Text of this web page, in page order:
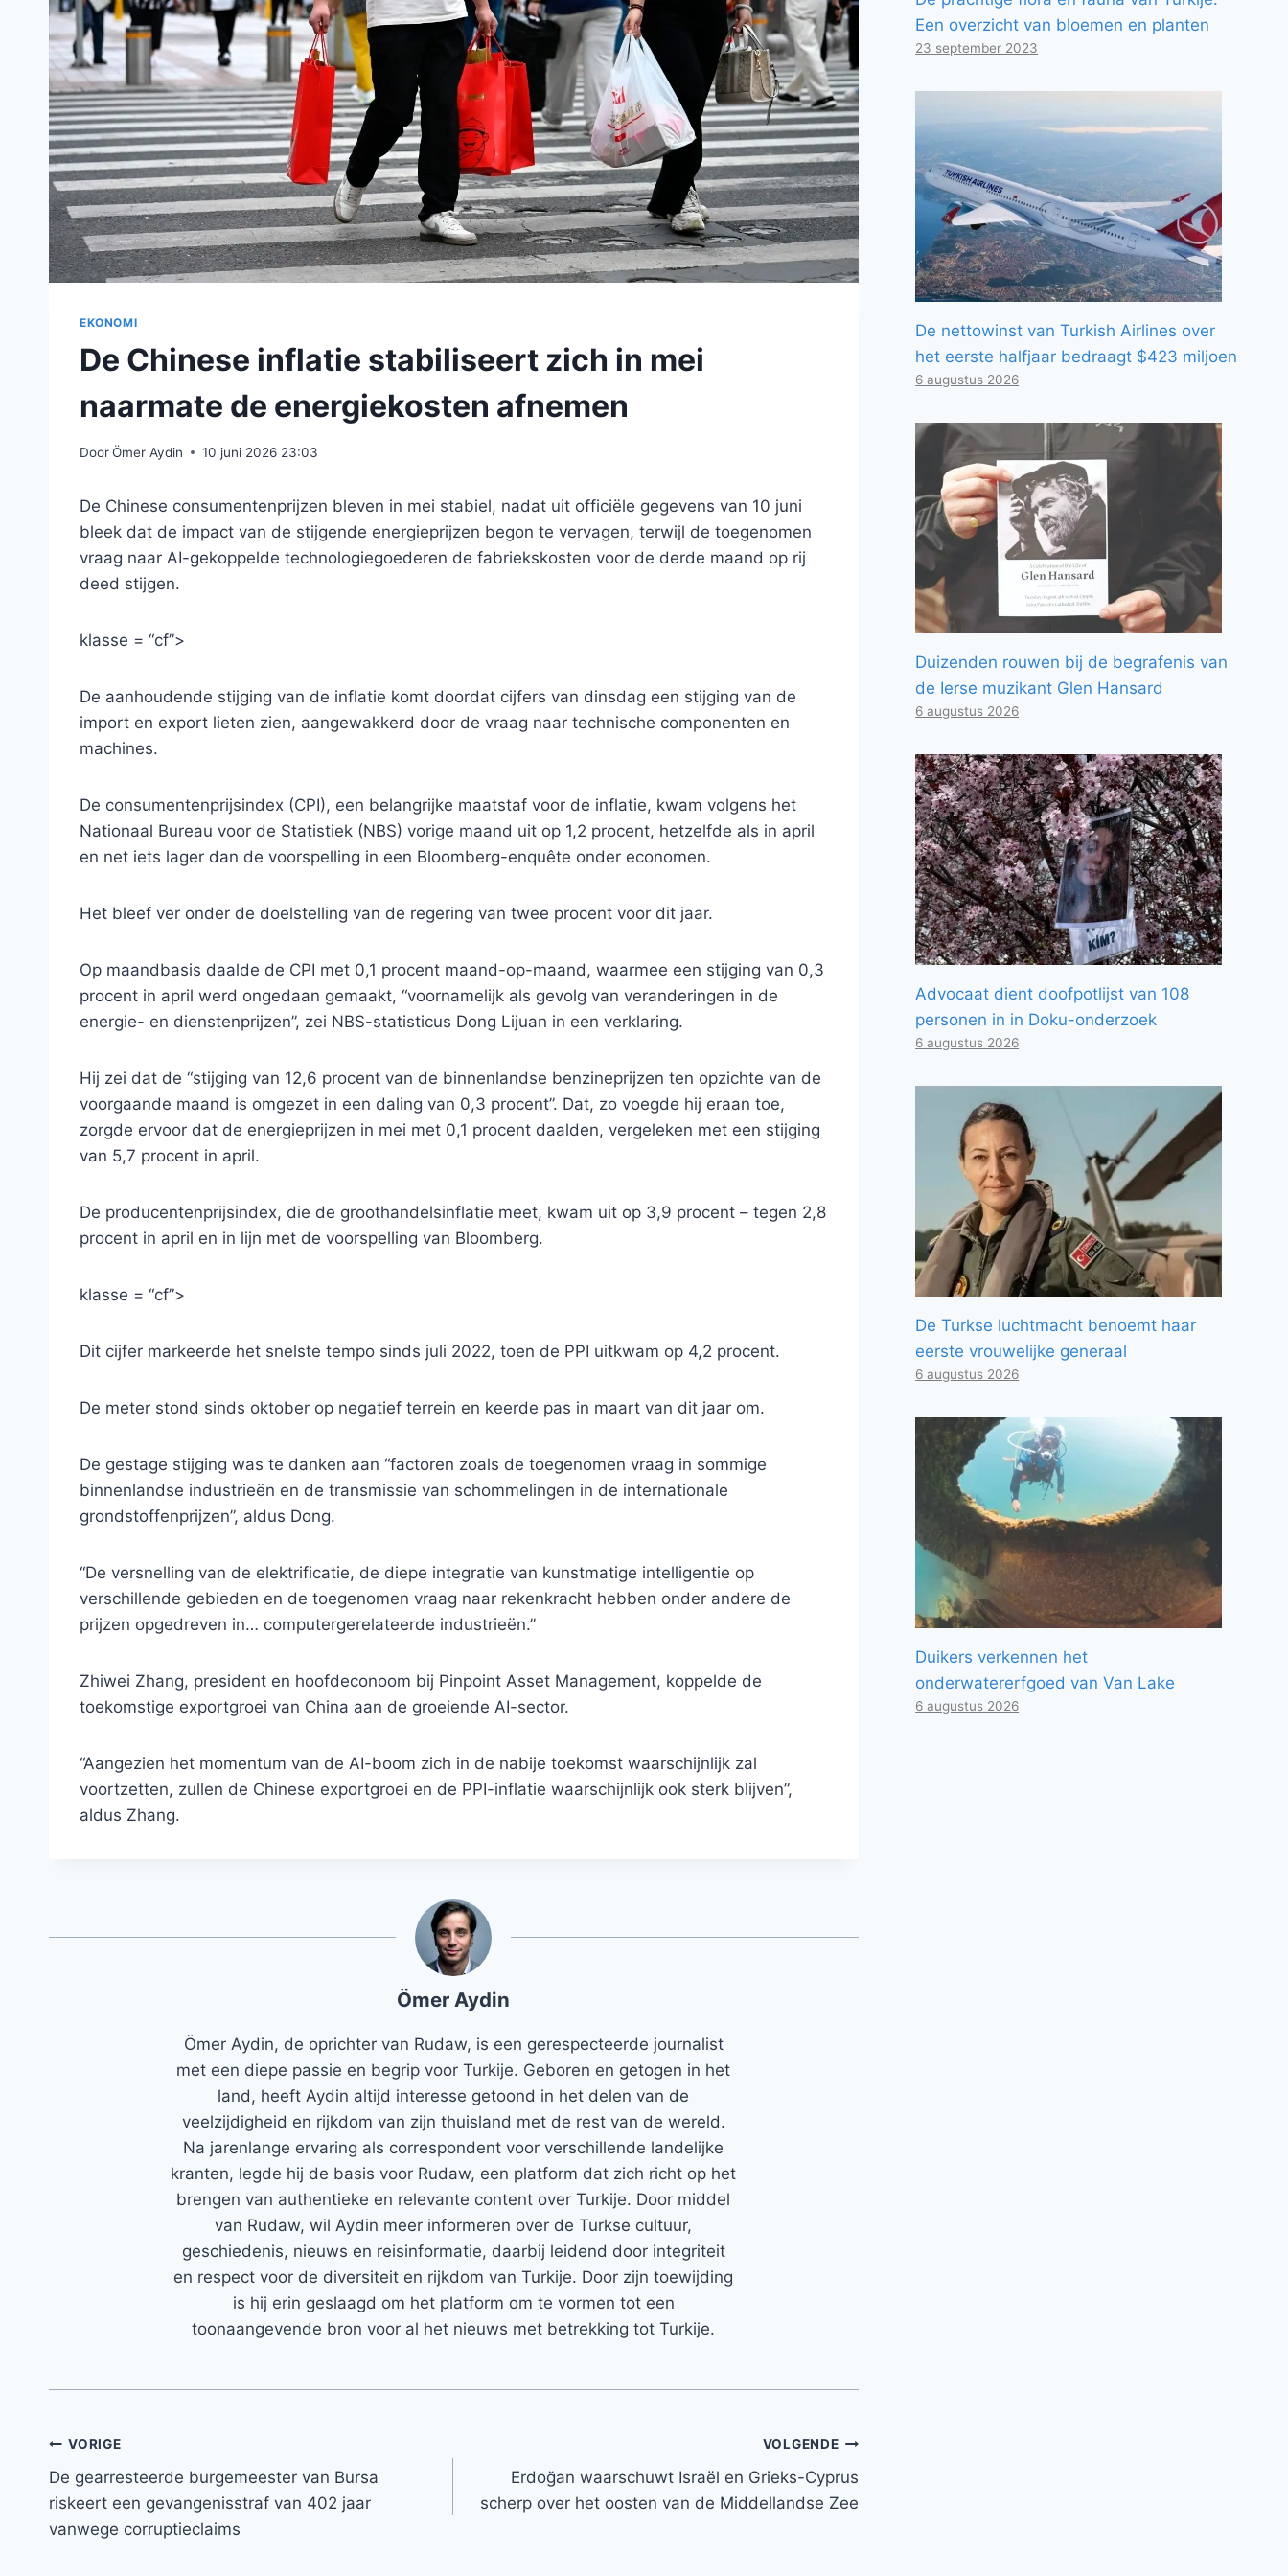
EKONOMI
De Chinese inflatie stabiliseert zich in mei
naarmate de energiekosten afnemen
DoorÖmer Aydin 10 juni 2026 23:03
De Chinese consumentenprijzen bleven in mei stabiel, nadat uit officiële gegevens van 10 juni
bleek dat de impact van de stijgende energieprijzen begon te vervagen, terwijl de toegenomen
vraag naar AI-gekoppelde technologiegoederen de fabriekskosten voor de derde maand op rij
deed stijgen.
klasse = “cf”>
De aanhoudende stijging van de inflatie komt doordat cijfers van dinsdag een stijging van de
import en export lieten zien, aangewakkerd door de vraag naar technische componenten en
machines.
De consumentenprijsindex (CPI), een belangrijke maatstaf voor de inflatie, kwam volgens het
Nationaal Bureau voor de Statistiek (NBS) vorige maand uit op 1,2 procent, hetzelfde als in april
en net iets lager dan de voorspelling in een Bloomberg-enquête onder economen.
Het bleef ver onder de doelstelling van de regering van twee procent voor dit jaar.
Op maandbasis daalde de CPI met 0,1 procent maand-op-maand, waarmee een stijging van 0,3
procent in april werd ongedaan gemaakt, “voornamelijk als gevolg van veranderingen in de
energie- en dienstenprijzen”, zei NBS-statisticus Dong Lijuan in een verklaring.
Hij zei dat de “stijging van 12,6 procent van de binnenlandse benzineprijzen ten opzichte van de
voorgaande maand is omgezet in een daling van 0,3 procent”. Dat, zo voegde hij eraan toe,
zorgde ervoor dat de energieprijzen in mei met 0,1 procent daalden, vergeleken met een stijging
van 5,7 procent in april.
De producentenprijsindex, die de groothandelsinflatie meet, kwam uit op 3,9 procent – ​​tegen 2,8
procent in april en in lijn met de voorspelling van Bloomberg.
klasse = “cf”>
Dit cijfer markeerde het snelste tempo sinds juli 2022, toen de PPI uitkwam op 4,2 procent.
De meter stond sinds oktober op negatief terrein en keerde pas in maart van dit jaar om.
De gestage stijging was te danken aan “factoren zoals de toegenomen vraag in sommige
binnenlandse industrieën en de transmissie van schommelingen in de internationale
grondstoffenprijzen”, aldus Dong.
“De versnelling van de elektrificatie, de diepe integratie van kunstmatige intelligentie op
verschillende gebieden en de toegenomen vraag naar rekenkracht hebben onder andere de
prijzen opgedreven in… computergerelateerde industrieën.”
Zhiwei Zhang, president en hoofdeconoom bij Pinpoint Asset Management, koppelde de
toekomstige exportgroei van China aan de groeiende AI-sector.
“Aangezien het momentum van de AI-boom zich in de nabije toekomst waarschijnlijk zal
voortzetten, zullen de Chinese exportgroei en de PPI-inflatie waarschijnlijk ook sterk blijven”,
aldus Zhang.
Ömer Aydin
Ömer Aydin, de oprichter van Rudaw, is een gerespecteerde journalist
met een diepe passie en begrip voor Turkije. Geboren en getogen in het
land, heeft Aydin altijd interesse getoond in het delen van de
veelzijdigheid en rijkdom van zijn thuisland met de rest van de wereld.
Na jarenlange ervaring als correspondent voor verschillende landelijke
kranten, legde hij de basis voor Rudaw, een platform dat zich richt op het
brengen van authentieke en relevante content over Turkije. Door middel
van Rudaw, wil Aydin meer informeren over de Turkse cultuur,
geschiedenis, nieuws en reisinformatie, daarbij leidend door integriteit
en respect voor de diversiteit en rijkdom van Turkije. Door zijn toewijding
is hij erin geslaagd om het platform om te vormen tot een
toonaangevende bron voor al het nieuws met betrekking tot Turkije.
Bericht
navigatie
VORIGE
De gearresteerde burgemeester van Bursa
riskeert een gevangenisstraf van 402 jaar
vanwege corruptieclaims
VOLGENDE
Erdoğan waarschuwt Israël en Grieks-Cyprus
scherp over het oosten van de Middellandse Zee
Een overzicht van bloemen en planten
23 september 2023
De nettowinst van Turkish Airlines over
het eerste halfjaar bedraagt ​​$423 miljoen
6 augustus 2026
Duizenden rouwen bij de begrafenis van
de Ierse muzikant Glen Hansard
6 augustus 2026
Advocaat dient doofpotlijst van 108
personen in in Doku-onderzoek
6 augustus 2026
De Turkse luchtmacht benoemt haar
eerste vrouwelijke generaal
6 augustus 2026
Duikers verkennen het
onderwatererfgoed van Van Lake
6 augustus 2026